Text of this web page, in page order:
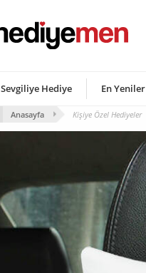
Sevgiliye Hediye En Yeniler
Anasayfa Kişiye Özel Hediyeler